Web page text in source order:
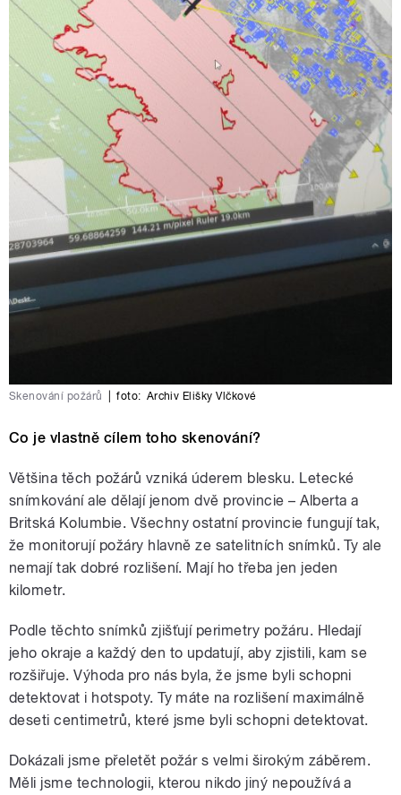
Skenování požárů foto: Archiv Elišky Vlčkové
Co je vlastně cílem toho skenování?
Většina těch požárů vzniká úderem blesku. Letecké
snímkování ale dělají jenom dvě provincie – Alberta a
Britská Kolumbie. Všechny ostatní provincie fungují tak,
že monitorují požáry hlavně ze satelitních snímků. Ty ale
nemají tak dobré rozlišení. Mají ho třeba jen jeden
kilometr.
Podle těchto snímků zjišťují perimetry požáru. Hledají
jeho okraje a každý den to updatují, aby zjistili, kam se
rozšiřuje. Výhoda pro nás byla, že jsme byli schopni
detektovat i hotspoty. Ty máte na rozlišení maximálně
deseti centimetrů, které jsme byli schopni detektovat.
Dokázali jsme přeletět požár s velmi širokým záběrem.
Měli jsme technologii, kterou nikdo jiný nepoužívá a